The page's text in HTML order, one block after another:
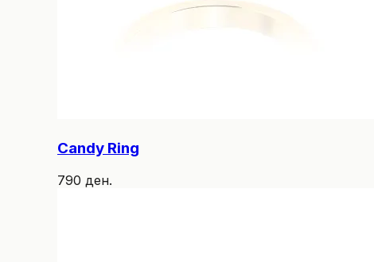
Candy Ring
790 ден.